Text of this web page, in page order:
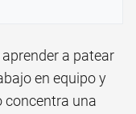
a patear
en equipo y
concentra una